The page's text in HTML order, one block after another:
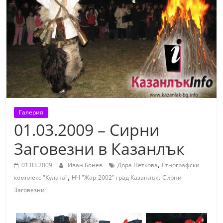
т
К
а
з
а
н
л
и
о
б
л
т
Галерия
01.03.2009 – Сирни
Заговезни в Казанлък
01.03.2009 Иван Бонев Дора Петкова, Етнографски
комплекс "Кулата", НЧ "Жар-2002" град Казанлък,Сирни
Заговезни